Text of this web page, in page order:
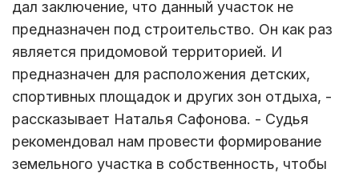
дал заключение, что данный участок не
предназначен под строительство. Он как раз
является придомовой территорией. И
предназначен для расположения детских,
спортивных площадок и других зон отдыха, -
рассказывает Наталья Сафонова. - Судья
рекомендовал нам провести формирование
земельного участка в собственность, чтобы